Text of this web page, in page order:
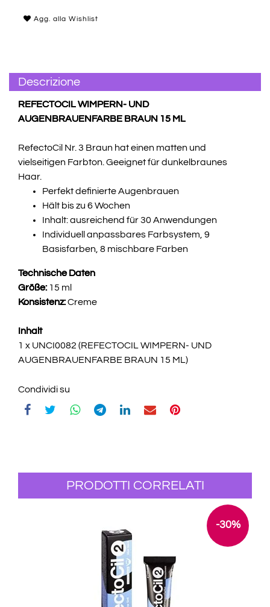
Agg. alla Wishlist
Descrizione
REFECTOCIL WIMPERN- UND
AUGENBRAUENFARBE BRAUN 15 ML
RefectoCil Nr. 3 Braun hat einen matten und
vielseitigen Farbton. Geeignet für dunkelbraunes
Haar.
Perfekt definierte Augenbrauen
Hält bis zu 6 Wochen
Inhalt: ausreichend für 30 Anwendungen
Individuell anpassbares Farbsystem, 9
Basisfarben, 8 mischbare Farben
Technische Daten
Größe:15 ml
Konsistenz:Creme
Inhalt
1 x UNCI0082 (REFECTOCIL WIMPERN- UND
AUGENBRAUENFARBE BRAUN 15 ML)
Condividi su
PRODOTTI CORRELATI
-30%